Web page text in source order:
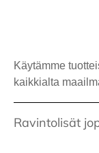
Käytämme
kaikkialta
Ravintolisät